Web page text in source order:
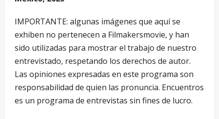
IMPORTANTE: algunas imágenes que aquí se
exhiben no pertenecen a Filmakersmovie, y han
sido utilizadas para mostrar el trabajo de nuestro
entrevistado, respetando los derechos de autor.
Las opiniones expresadas en este programa son
responsabilidad de quien las pronuncia. Encuentros
es un programa de entrevistas sin fines de lucro.